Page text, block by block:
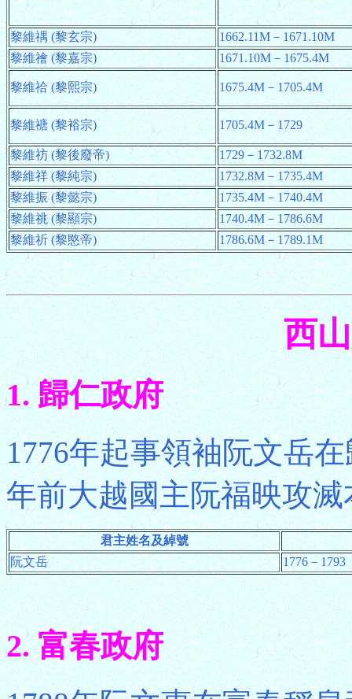
黎維禑 (黎玄宗)
1662.11M－1671.10M
黎維禬 (黎嘉宗)
1671.10M－1675.4M
黎維祫 (黎熙宗) 1675.4M－1705.4M
黎維禟 (黎裕宗) 1705.4M－1729
黎維祊 (黎後廢帝)
1729－1732.8M
黎維祥 (黎純宗)
1732.8M－1735.4M
黎維振 (黎懿宗)
1735.4M－1740.4M
黎維祧 (黎顯宗)
1740.4M－1786.6M
黎維祈 (黎愍帝)
1786.6M－1789.1M
西
1. 歸仁政府
1776年起事領袖阮文岳
年前大越國主阮福映攻
君主姓名及綽號
阮文岳
1776－1793
2. 富春政府